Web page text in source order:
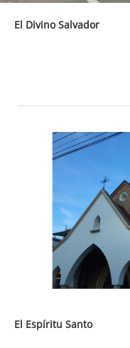
El Divino Salvador
El Espíritu Santo